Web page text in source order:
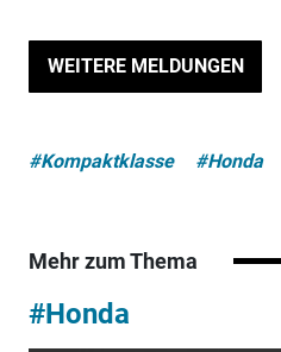
WEITERE MELDUNGEN
#Kompaktklasse #Honda
Mehr zum Thema
#Honda